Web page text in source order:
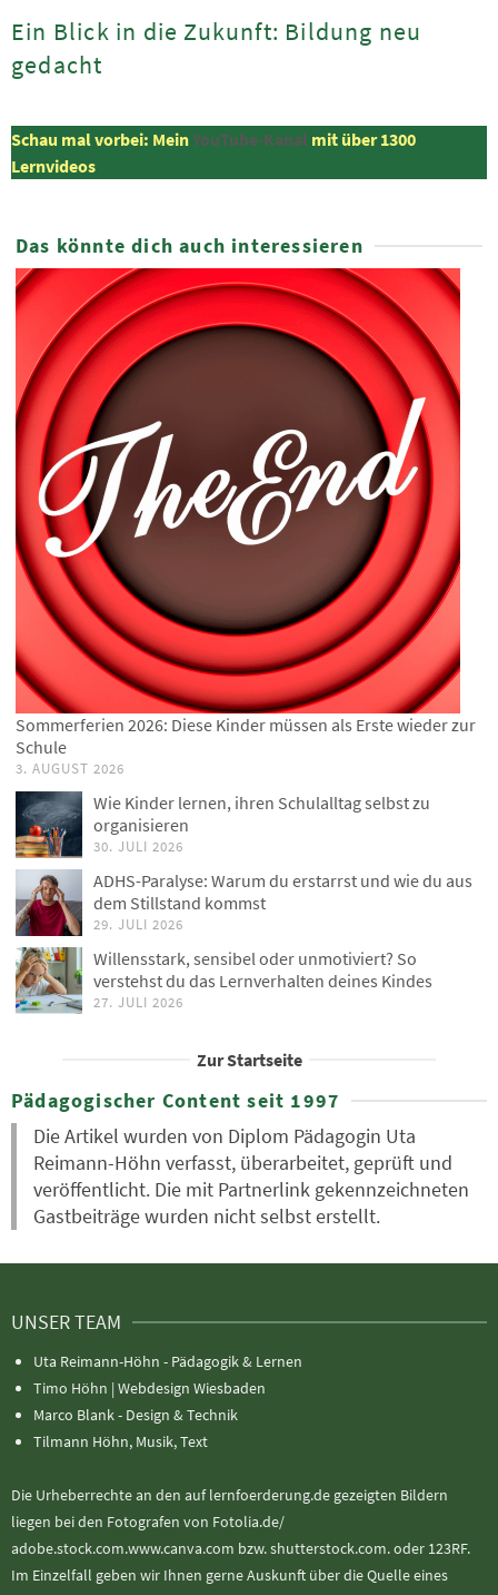
Ein Blick in die Zukunft: Bildung neu
gedacht
Schau mal vorbei: MeinYouTube-Kanal mit über 1300
Lernvideos
Das könnte dich auch interessieren
Sommerferien 2026: Diese Kinder müssen als Erste wieder zur
Schule
3. AUGUST 2026
Wie Kinder lernen, ihren Schulalltag selbst zu
organisieren
30. JULI 2026
ADHS-Paralyse: Warum du erstarrst und wie du aus
dem Stillstand kommst
29. JULI 2026
Willensstark, sensibel oder unmotiviert? So
verstehst du das Lernverhalten deines Kindes
27. JULI 2026
Zur Startseite
Pädagogischer Content seit 1997
Die Artikel wurden von Diplom Pädagogin Uta
Reimann-Höhn verfasst, überarbeitet, geprüft und
veröffentlicht. Die mit Partnerlink gekennzeichneten
Gastbeiträge wurden nicht selbst erstellt.
UNSER TEAM
Uta Reimann-Höhn - Pädagogik & Lernen
Timo Höhn | Webdesign Wiesbaden
Marco Blank - Design & Technik
Tilmann Höhn, Musik, Text
Die Urheberrechte an den auf lernfoerderung.de gezeigten Bildern
liegen bei den Fotografen von Fotolia.de/
adobe.stock.com.www.canva.com bzw. shutterstock.com. oder 123RF.
Im Einzelfall geben wir Ihnen gerne Auskunft über die Quelle eines